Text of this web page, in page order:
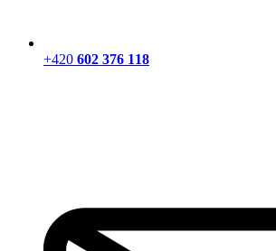
+420 602 376 118